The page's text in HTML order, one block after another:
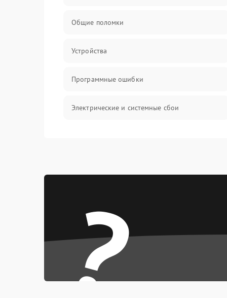
Общие поломки
Устройства
Программные ошибки
Электрические и системные сбои
Система охлаждения
?